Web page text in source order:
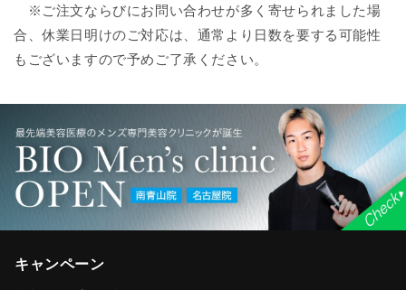
※ご注文ならびにお問い合わせが多く寄せられました場
合、休業日明けのご対応は、通常より日数を要する可能性
もございますので予めご了承ください。
キャンペーン